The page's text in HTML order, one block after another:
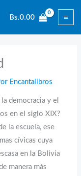
Bs.0.00
Encantalibros
democracia y el
en el siglo XIX?
la escuela, ese
cívicas cuya
en la Bolivia
manera más